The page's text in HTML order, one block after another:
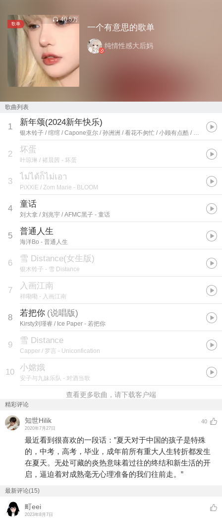
歌单
40.5万
一个有意思的歌单
纯情性感大后妈
歌曲列表
1 新年颂(2024新年快乐)
银木铃子 / 绾绾 / Capone亚尔 / 孙洲洲 / 看花不匆忙 / 小顾有点酷 / Bravitar -
2 坏蛋
叶琼琳 / 褚晨茜 - 坏蛋
3 ไม่ได้ก็ไม่เอา
PiXXiE / Zom Marie - BLOOM
4 童话
刘大拿 / 刘兆宇 / AFMC黑子 - 童话
5 普通人生
海洋Bo - 普通人生
6 雪 Distance(女生版)
银木铃子 - 雪 Distance
7 入画江南
祥嘞嘞 - 入画江南
8 若把你 (说唱版)
Kirsty刘瑾睿 / Ice Paper - 若把你
9 雪 Distance
Capper / 罗言 - Uniconfication
10 小嫦娥
安子与九妹乐队 - 对酒当歌
查看更多歌曲，请下载客户端
精彩评论
知世Hilik
2020年7月27日
40
最近看到很喜欢的一段话：”夏天对于中国的孩子是特殊
的，中考，高考，毕业，成年前所有重大人生转折都发生
在夏天。无处可藏的炎热意味着过往的终结和新生活的开
启，逼迫着对成熟毫无心理准备的我们往前走。”
最新评论(15)
町eei
2023年8月7日